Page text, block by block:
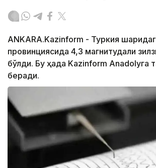
АNKARА.Kazinform - Туркия
провинциясида 4,3 магнитудали
бўлди. Бу ҳақда Kazinform Anadolyга
беради.